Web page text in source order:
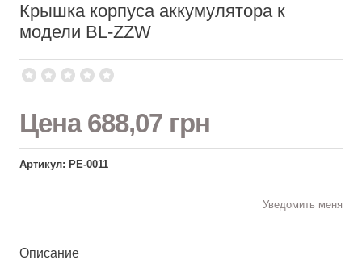
Крышка корпуса аккумулятора к
модели BL-ZZW
Цена688,07 грн
Артикул: РЕ-0011
Уведомить меня
Описание